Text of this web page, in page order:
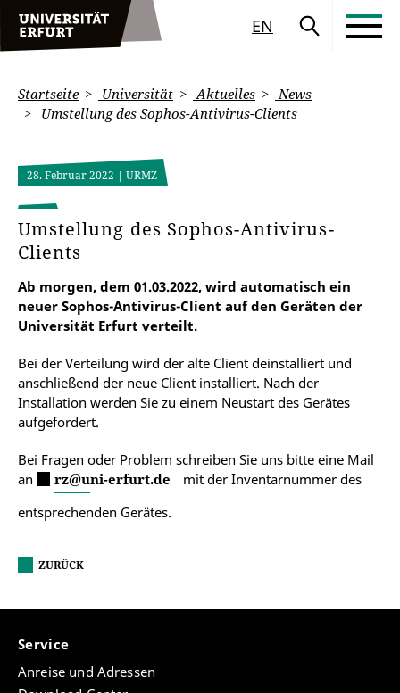
EN
Startseite Universität Aktuelles
News
Umstellung des Sophos-Antivirus-Clients
28. Februar 2022 | URMZ
Umstellung des Sophos-Antivirus-
Clients
Ab morgen, dem 01.03.2022, wird automatisch ein
neuer Sophos-Antivirus-Client auf den Geräten der
Universität Erfurt verteilt.
Bei der Verteilung wird der alte Client deinstalliert und
anschließend der neue Client installiert. Nach der
Installation werden Sie zu einem Neustart des Gerätes
aufgefordert.
Bei Fragen oder Problem schreiben Sie uns bitte eine Mail
an
rz@uni-erfurt.de
mit der Inventarnummer des
entsprechenden Gerätes.
ZURÜCK
Service
Anreise und Adressen